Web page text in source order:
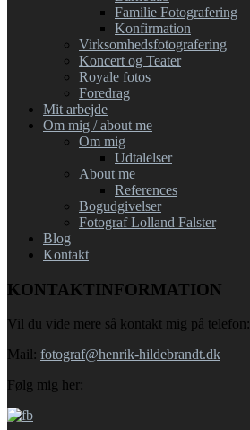
Familie Fotografering
Konfirmation
Virksomhedsfotografering
Koncert og Teater
Royale fotos
Foredrag
Mit arbejde
Om mig / about me
Om mig
Udtalelser
About me
References
Bogudgivelser
Fotograf Lolland Falster
Blog
Kontakt
KONTAKTINFORMATION
Vil du vide mere så kontakt mig på telefon:
Mail: fotograf@henrik-hildebrandt.dk
Følg mig her: